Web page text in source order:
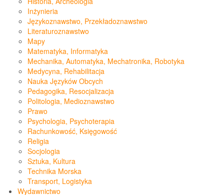
Inżynieria
Językoznawstwo, Przekładoznawstwo
Literaturoznawstwo
Mapy
Matematyka, Informatyka
Mechanika, Automatyka, Mechatronika, Robotyka
Medycyna, Rehabilitacja
Nauka Języków Obcych
Pedagogika, Resocjalizacja
Politologia, Medioznawstwo
Prawo
Psychologia, Psychoterapia
Rachunkowość, Księgowość
Religia
Socjologia
Sztuka, Kultura
Technika Morska
Transport, Logistyka
Wydawnictwo